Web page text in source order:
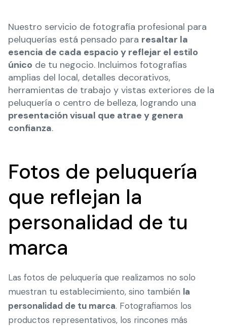
Nuestro servicio de fotografía profesional para
peluquerías está pensado para resaltar la
esencia de cada espacio y reflejar el estilo
único de tu negocio. Incluimos fotografías
amplias del local, detalles decorativos,
herramientas de trabajo y vistas exteriores de la
peluquería o centro de belleza, logrando una
presentación visual que atrae y genera
confianza.
Fotos de peluquería
que reflejan la
personalidad de tu
marca
Las fotos de peluquería que realizamos no solo
muestran tu establecimiento, sino también la
personalidad de tu marca. Fotografiamos los
productos representativos, los rincones más